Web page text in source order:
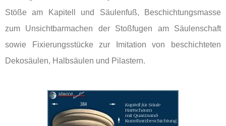
Stöße am Kapitell und Säulenfuß, Beschichtungsmasse
zum Unsichtbarmachen der Stoßfugen am Säulenschaft
sowie Fixierungsstücke zur Imitation von beschichteten
Dekosäulen, Halbsäulen und Pilastern.